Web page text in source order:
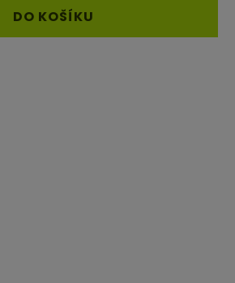
4,3
z
DO KOŠÍKU